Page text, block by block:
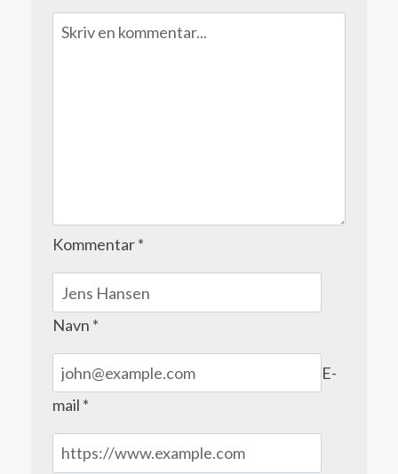
Kommentar*
Navn *
E-
mail *